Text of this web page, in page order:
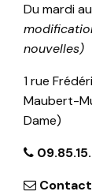
Du mardi
nouvelles)
1 rue
Maubert-
Dame)